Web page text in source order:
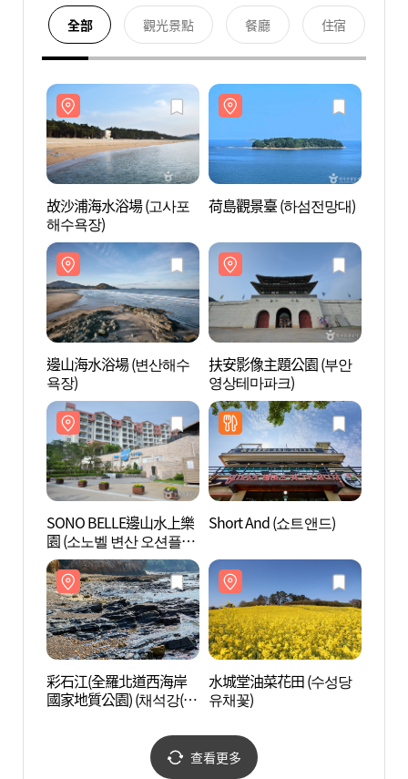
全部 觀光景點 餐廳 住宿
故沙浦海水浴場 (고사포
해수욕장)
荷島觀景臺 (하섬전망대)
邊山海水浴場 (변산해수
욕장)
扶安影像主題公園 (부안
영상테마파크)
SONO BELLE邊山水上樂
園 (소노벨 변산 오션플레
이)
Short And (쇼트앤드)
彩石江(全羅北道西海岸
國家地質公園) (채석강(전
水城堂油菜花田 (수성당
유채꽃)
查看更多